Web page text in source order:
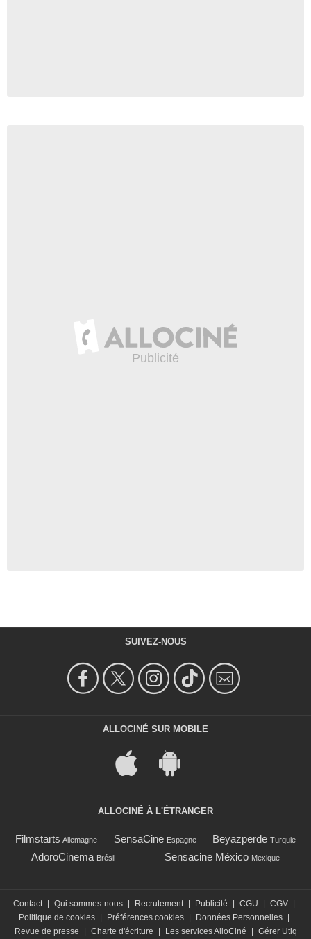
SUIVEZ-NOUS
ALLOCINÉ SUR MOBILE
ALLOCINÉ À L'ÉTRANGER
Filmstarts Allemagne SensaCine Espagne Beyazperde Turquie
AdoroCinema Brésil Sensacine México Mexique
Contact | Qui sommes-nous | Recrutement | Publicité | CGU | CGV |
Politique de cookies | Préférences cookies | Données Personnelles |
Revue de presse
| Charte d'écriture | Les services AlloCiné | Gérer Utiq